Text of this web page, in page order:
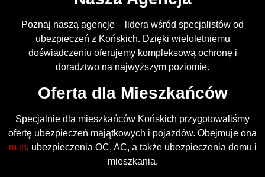
Poznaj naszą agencję – lidera wśród specjalistów od
ubezpieczeń z Końskich. Dzięki wieloletniemu
doświadczeniu oferujemy kompleksową ochronę i
doradztwo na najwyższym poziomie.
Oferta dla Mieszkańców
Specjalnie dla mieszkańców Końskich przygotowaliśmy
ofertę ubezpieczeń majątkowych i pojazdów. Obejmuje ona
m.in. ubezpieczenia OC, AC, a także ubezpieczenia domu i
mieszkania.